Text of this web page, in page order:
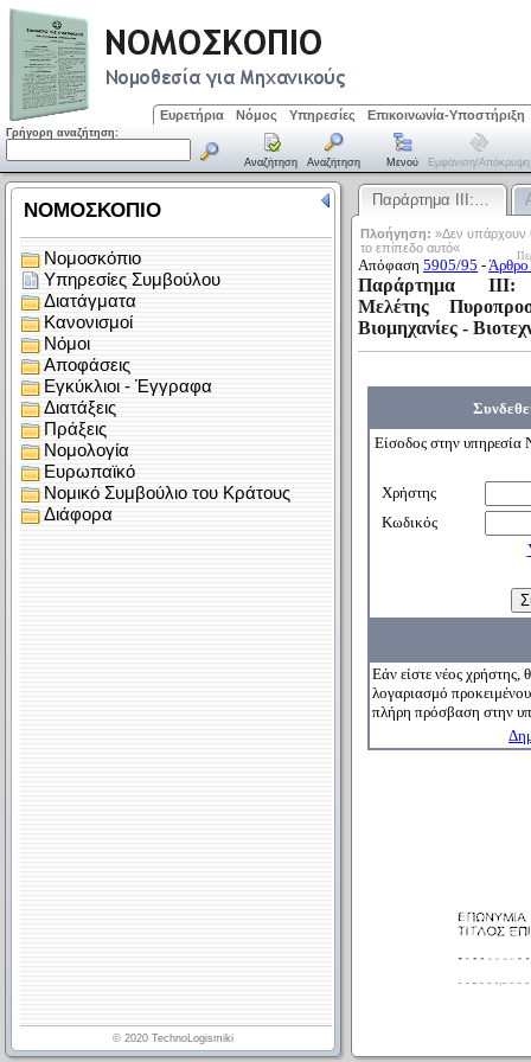
Ευρετήρια Νόμος Υπηρεσίες Επικοινωνία-Υποστήριξη
Γρήγορη αναζήτηση:
Αναζήτηση Αναζήτηση Μενού Εμφάνιση/απόκρυψη
Παράρτημα ΙΙΙ:…